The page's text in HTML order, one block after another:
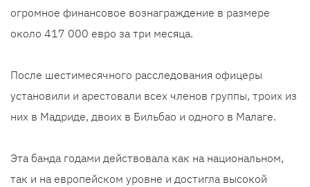
огромное финансовое вознаграждение в размере
около 417 000 евро за три месяца.
После шестимесячного расследования офицеры
установили и арестовали всех членов группы, троих из
них в Мадриде, двоих в Бильбао и одного в Малаге.
Эта банда годами действовала как на национальном,
так и на европейском уровне и достигла высокой